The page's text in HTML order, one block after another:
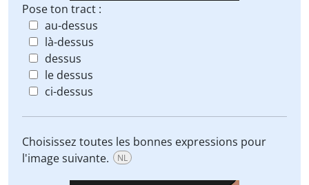
Pose ton tract :
au-dessus
là-dessus
dessus
le dessus
ci-dessus
Choisissez toutes les bonnes expressions pour
l'image suivante.
NL